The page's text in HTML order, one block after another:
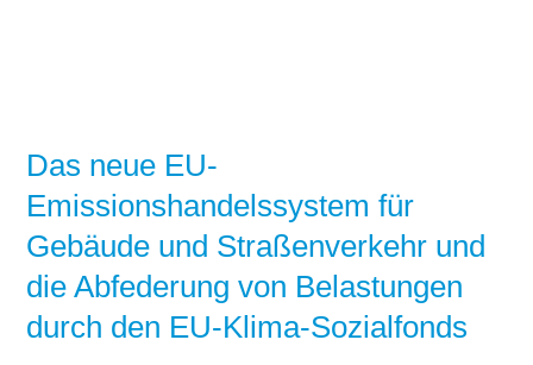
Das neue EU-
Emissionshandelssystem für
Gebäude und Straßenverkehr und
die Abfederung von Belastungen
durch den EU-Klima-Sozialfonds